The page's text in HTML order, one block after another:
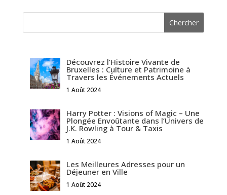
Découvrez l’Histoire Vivante de
Bruxelles : Culture et Patrimoine à
Travers les Événements Actuels
1 Août 2024
Harry Potter : Visions of Magic – Une
Plongée Envoûtante dans l’Univers de
J.K. Rowling à Tour & Taxis
1 Août 2024
Les Meilleures Adresses pour un
Déjeuner en Ville
1 Août 2024